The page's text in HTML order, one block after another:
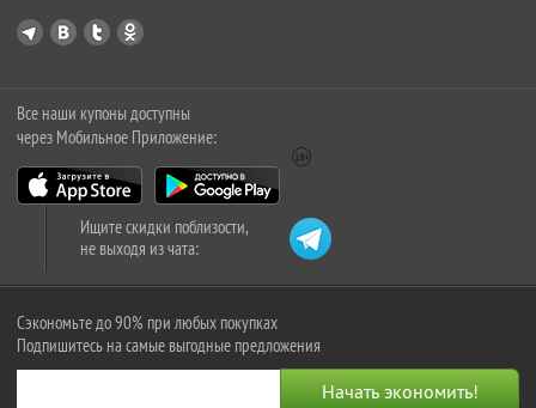
Все наши купоны доступны
через Мобильное Приложение:
Ищите скидки поблизости,
не выходя из чата:
Сэкономьте до 90% при любых покупках
Подпишитесь на самые выгодные предложения